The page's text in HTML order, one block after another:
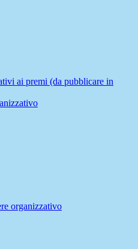
ai premi (da pubblicare in
organizzativo